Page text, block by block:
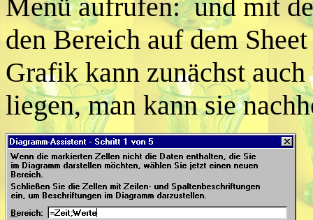
Menü aufrufen: und mit
den Bereich auf dem
Grafik kann zunächst
liegen, man kann sie